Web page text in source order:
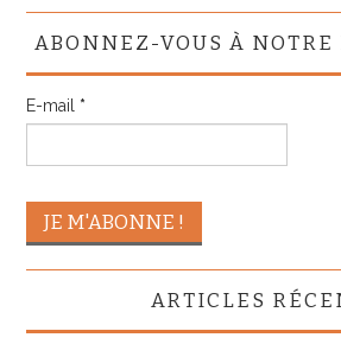
ABONNEZ-VOUS À NOTRE
E-mail *
ARTICLES